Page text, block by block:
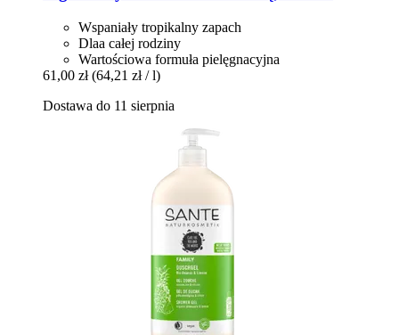
Wspaniały tropikalny zapach
Dlaa całej rodziny
Wartościowa formuła pielęgnacyjna
61,00 zł (64,21 zł / l)
Dostawa do 11 sierpnia